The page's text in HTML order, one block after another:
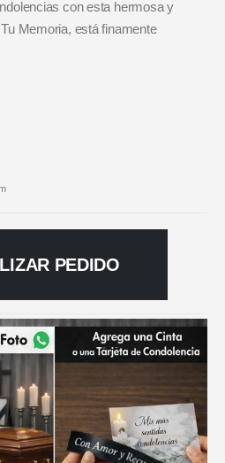
con esta hermosa y
Memoria, está finamente
PEDIDO